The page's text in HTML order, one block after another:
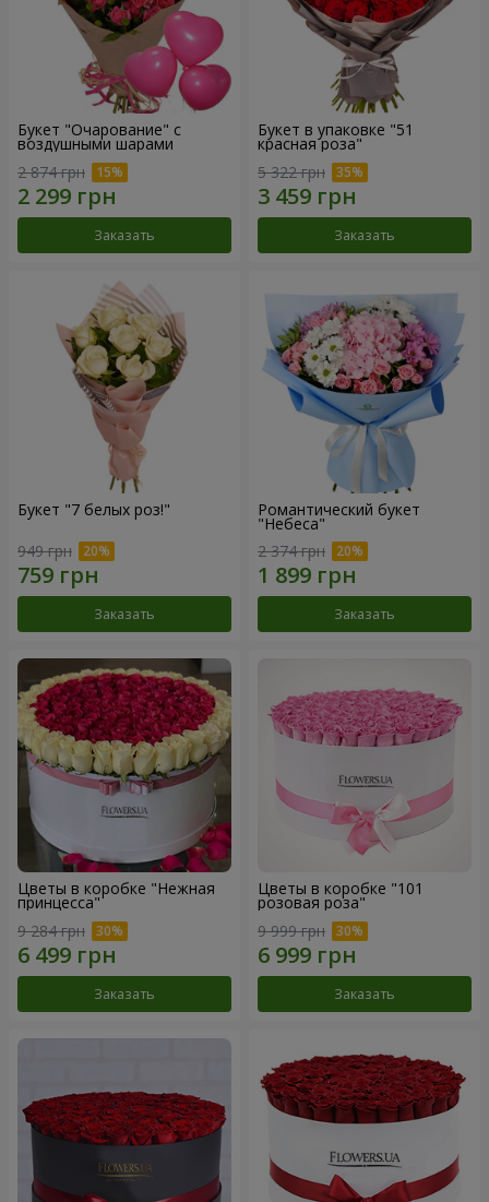
Букет "Очарование" с
воздушными шарами
2 874 грн
Заказать
Букет в упаковке "51
красная роза"
5 322 грн
Заказать
Букет "7 белых роз!"
949 грн
Заказать
Романтический букет
"Небеса"
2 374 грн
Заказать
Цветы в коробке "Нежная
принцесса"
9 284 грн
Заказать
Цветы в коробке "101
розовая роза"
9 999 грн
Заказать